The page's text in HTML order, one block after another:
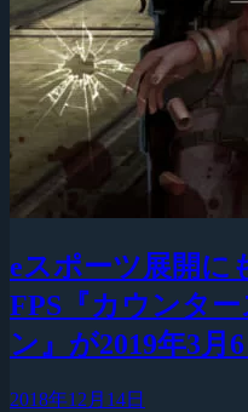
eスポーツ展開に
FPS『カウンタ
ン』が2019年3月
2018年12月14日